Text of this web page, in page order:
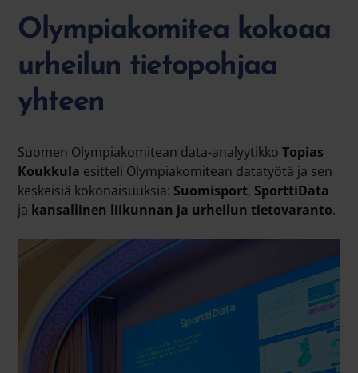
Olympiakomitea kokoaa
urheilun tietopohjaa
yhteen
Suomen Olympiakomitean data-analyytikkoTopias
Koukkula esitteli Olympiakomitean datatyötä ja sen
keskeisiä kokonaisuuksia: Suomisport, SporttiData
ja kansallinen liikunnan ja urheilun tietovaranto.